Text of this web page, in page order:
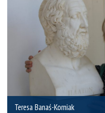
Teresa Banaś-Korniak